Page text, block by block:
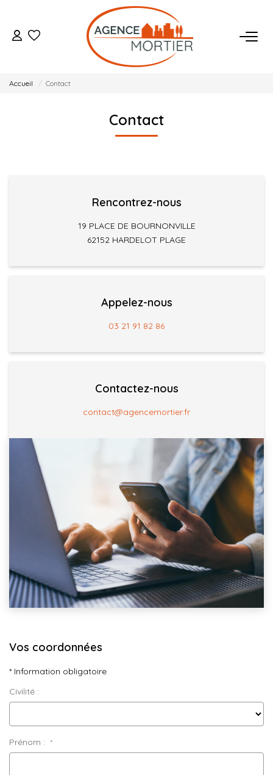
ACHETER
BIENS VENDUS
Qui Sommes Nous
Notre Équipe
Nos Actualités
03.21.91.82.86
Accueil Contact
Contact
Rencontrez-nous
19 PLACE DE BOURNONVILLE
62152 HARDELOT PLAGE
Appelez-nous
03 21 91 82 86
Contactez-nous
contact@agencemortier.fr
Vos coordonnées
* Information obligatoire
Civilité :
Prénom : *